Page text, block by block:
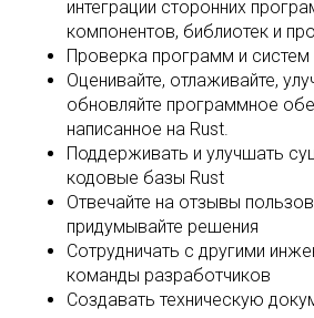
интеграции сторонних
компонентов, библиотек и
Проверка программ и систем
Оценивайте, отлаживайте,
обновляйте программное
написанное на Rust.
Поддерживать и улучшать
кодовые базы Rust
Отвечайте на отзывы
придумывайте решения
Сотрудничать с другими
команды разработчиков
Создавать техническую